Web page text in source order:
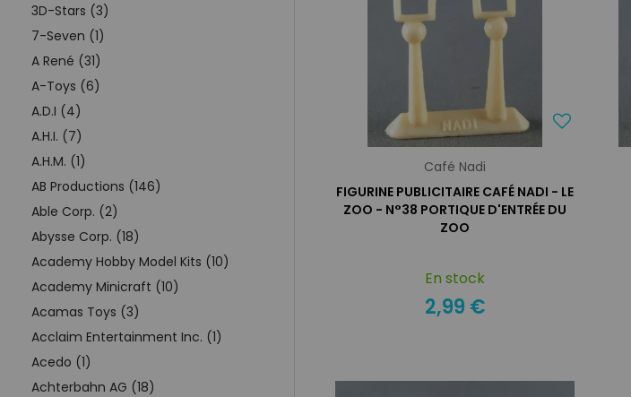
3D-Stars (3)
7-Seven (1)
A René (31)
A-Toys (6)
A.D.I (4)
A.H.I. (7)
A.H.M. (1)
AB Productions (146)
Able Corp. (2)
Abysse Corp. (18)
Academy Hobby Model Kits (10)
Academy Minicraft (10)
Acamas Toys (3)
Acclaim Entertainment Inc. (1)
Acedo (1)
Achterbahn AG (18)
Café Nadi
FIGURINE PUBLICITAIRE CAFÉ NADI - LE
ZOO - N°38 PORTIQUE D'ENTRÉE DU
ZOO
En stock
2,99 €